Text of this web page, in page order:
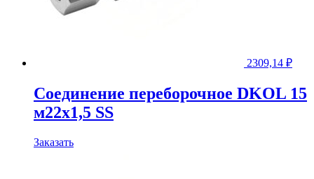
2309,14 ₽
Соединение переборочное DKOL 15
м22х1,5 SS
Заказать